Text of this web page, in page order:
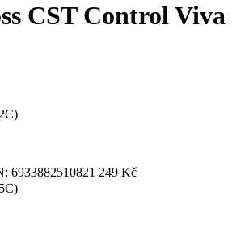
CST Control Viva
6933882510821 249 Kč